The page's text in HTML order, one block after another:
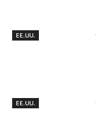
EE.UU.
EE.UU.